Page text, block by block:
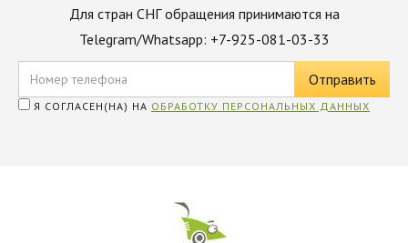
Для стран СНГ обращения принимаются на
Telegram/Whatsapp: +7-925-081-03-33
Я СОГЛАСЕН(НА) НА ОБРАБОТКУ ПЕРСОНАЛЬНЫХ ДАННЫХ